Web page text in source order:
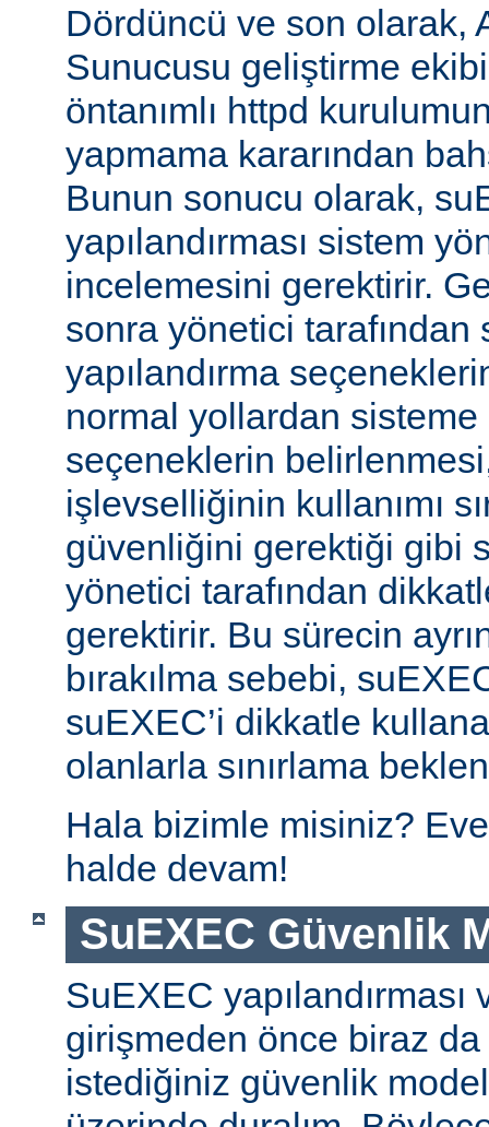
Dördüncü ve son olarak,
Sunucusu geliştirme
öntanımlı httpd
yapmama kararından
Bunun sonucu olarak,
yapılandırması sistem
incelemesini gerektirir.
sonra yönetici tarafından
yapılandırma
normal yollardan sisteme
seçeneklerin
işlevselliğinin kullanımı
güvenliğini gerektiği gibi
yönetici tarafından
gerektirir. Bu sürecin
bırakılma sebebi,
suEXEC’i dikkatle
olanlarla sınırlama
Hala bizimle misiniz?
halde devam!
SuEXEC Güvenlik
SuEXEC
girişmeden önce biraz
istediğiniz güvenlik